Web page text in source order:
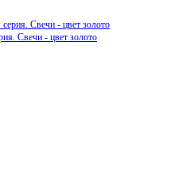
Свечи - цвет золото